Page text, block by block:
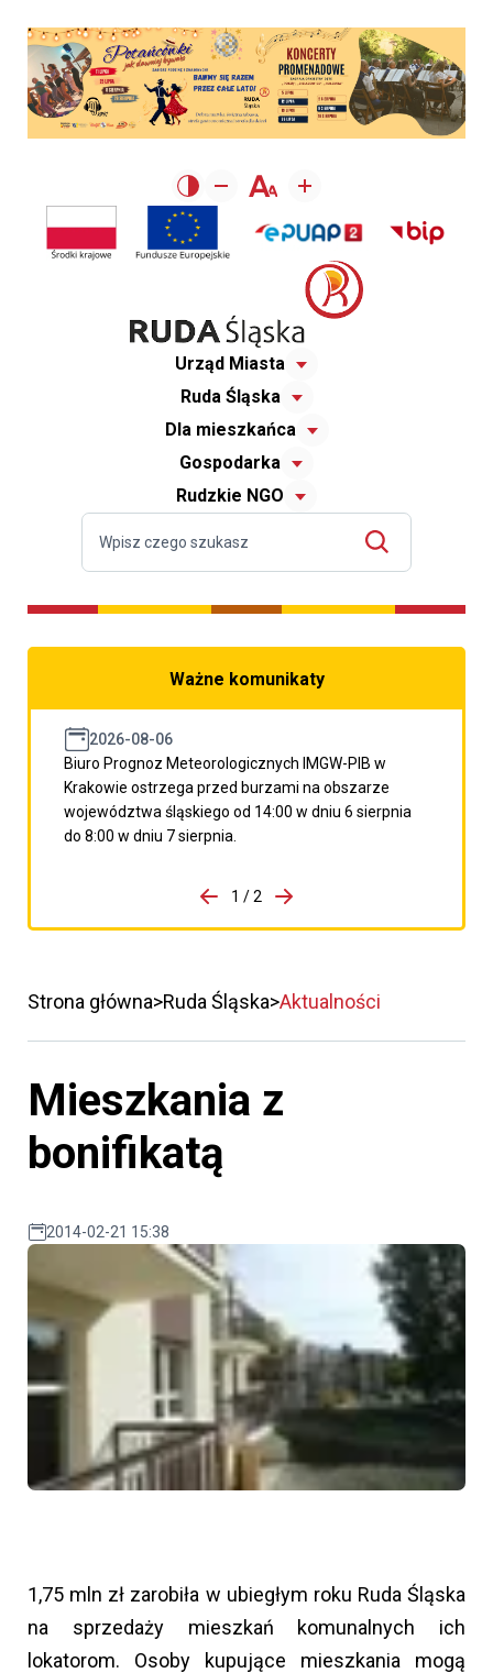
Urząd Miasta
Ruda Śląska
Dla mieszkańca
Gospodarka
Rudzkie NGO
Ważne komunikaty
2026-08-06
Biuro Prognoz Meteorologicznych IMGW-PIB w
Krakowie ostrzega przed burzami na obszarze
województwa śląskiego od 14:00 w dniu 6 sierpnia
do 8:00 w dniu 7 sierpnia.
porzpedniego komunikatu
1 / 2
Przejdź do następnego
Strona główna Ruda Śląska Aktualności
Mieszkania z
bonifikatą
2014-02-21 15:38
1,75 mln zł zarobiła w ubiegłym roku Ruda Śląska
na sprzedaży mieszkań komunalnych ich
lokatorom. Osoby kupujące mieszkania mogą